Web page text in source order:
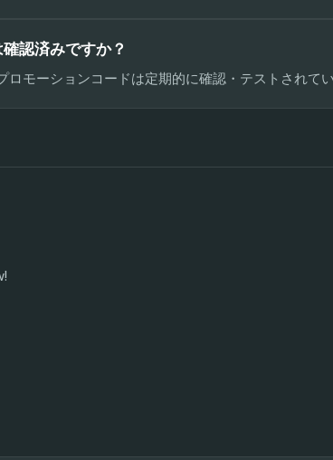
認済みですか？
モーションコードは定期的に確認・テストされてい